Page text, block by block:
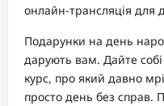
онлайн-трансляція для
Подарунки на день
дарують вам. Дайте
курс, про який давно
просто день без